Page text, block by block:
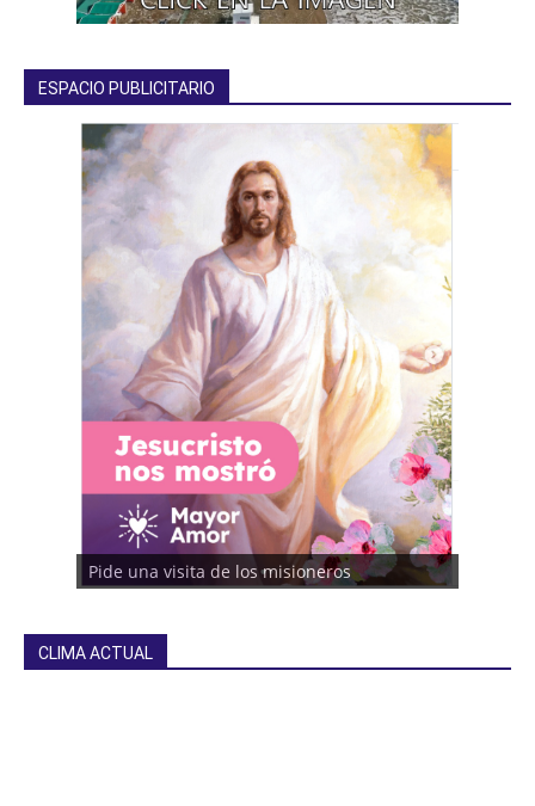
ESPACIO PUBLICITARIO
Pide una visita de los misioneros
CLIMA ACTUAL